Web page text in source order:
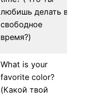
любишь делать в
свободное
время?)
What is your
favorite color?
(Какой твой